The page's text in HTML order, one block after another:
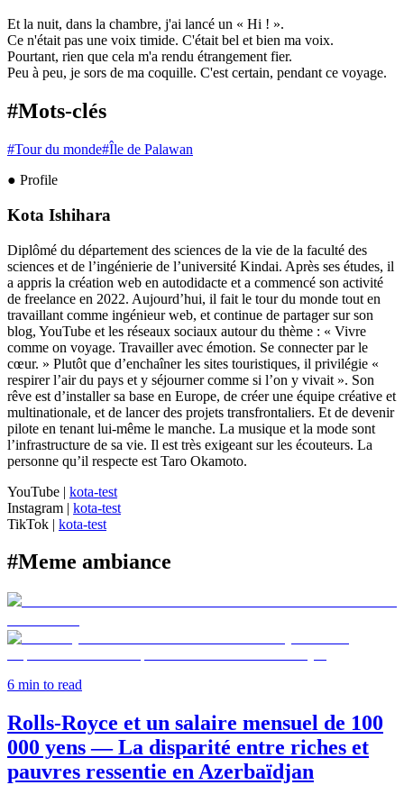
Et la nuit, dans la chambre, j'ai lancé un « Hi ! ».
Ce n'était pas une voix timide. C'était bel et bien ma voix.
Pourtant, rien que cela m'a rendu étrangement fier.
Peu à peu, je sors de ma coquille. C'est certain, pendant ce voyage.
#Mots-clés
#Tour du monde#Île de Palawan
● Profile
Kota Ishihara
Diplômé du département des sciences de la vie de la faculté des
sciences et de l’ingénierie de l’université Kindai. Après ses études, il
a appris la création web en autodidacte et a commencé son activité
de freelance en 2022. Aujourd’hui, il fait le tour du monde tout en
travaillant comme ingénieur web, et continue de partager sur son
blog, YouTube et les réseaux sociaux autour du thème : « Vivre
comme on voyage. Travailler avec émotion. Se connecter par le
cœur. » Plutôt que d’enchaîner les sites touristiques, il privilégie «
respirer l’air du pays et y séjourner comme si l’on y vivait ». Son
rêve est d’installer sa base en Europe, de créer une équipe créative et
multinationale, et de lancer des projets transfrontaliers. Et de devenir
pilote en tenant lui-même le manche. La musique et la mode sont
l’infrastructure de sa vie. Il est très exigeant sur les écouteurs. La
personne qu’il respecte est Taro Okamoto.
YouTube | kota-test
Instagram | kota-test
TikTok | kota-test
#Meme ambiance
6 min to read
Rolls‑Royce et un salaire mensuel de 100
000 yens — La disparité entre riches et
pauvres ressentie en Azerbaïdjan